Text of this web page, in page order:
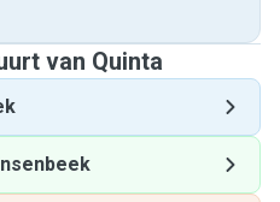
van Quinta